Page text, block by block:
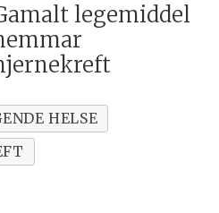
legemiddel
HELSE